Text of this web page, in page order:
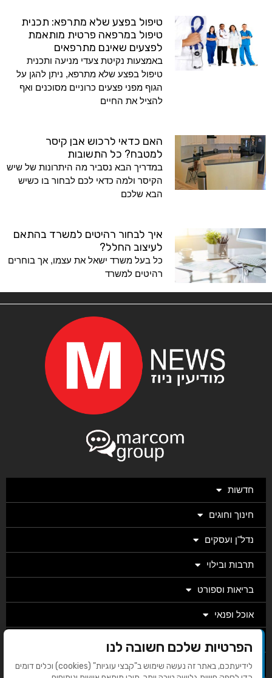
טיפול בפצע שלא מתרפא: תכנית
טיפול במרפאה פרטית מותאמת
לפצעים שאינם מתרפאים
באמצעות נקיטת צעדי מניעה ותכנית
טיפול בפצע שלא מתרפא, ניתן להגן על
הגוף מפני פצעים כרוניים מסוכנים ואף
להציל את החיים
האם כדאי לרכוש אבן קיסר
למטבח? כל התשובות
במדריך הבא נסביר מה היתרונות של שיש
הקיסר ולמה כדאי לכם לבחור בו כשיש
הבא שלכם
איך לבחור רהיטים למשרד בהתאם
לעיצוב החלל?
כל בעל משרד ישאל את עצמו, אך בוחרים
רהיטים למשרד
חדשות
חינוך וחוגים
נדל"ן ועסקים
תרבות ובילוי
בריאות וספורט
אוכל ופנאי
מערכת
הפרטיות שלכם חשובה לנו
לידיעתכם, באתר זה נעשה שימוש ב"קבצי עוגיות" (cookies) וכלים דומים